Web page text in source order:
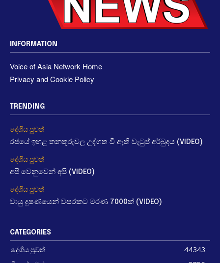
INFORMATION
Voice of Asia Network Home
Privacy and Cookie Policy
TRENDING
දේශීය පුවත්
රජයේ ඉහළ තනතුරුවල උද්ගත වී ඇති වැටුප් අර්බුදය (VIDEO)
දේශීය පුවත්
අපි වෙනුවෙන් අපි (VIDEO)
දේශීය පුවත්
වායු දූෂණයෙන් වසරකට මරණ 7000ක් (VIDEO)
CATEGORIES
දේශීය පුවත්
44343